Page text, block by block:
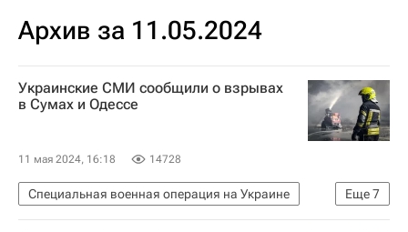
Архив за 11.05.2024
Украинские СМИ сообщили о взрывах
в Сумах и Одессе
11 мая 2024, 16:18 14728
Еще7
Специальная военная операция на Украине
В мире
Одесса Украина
Сумы